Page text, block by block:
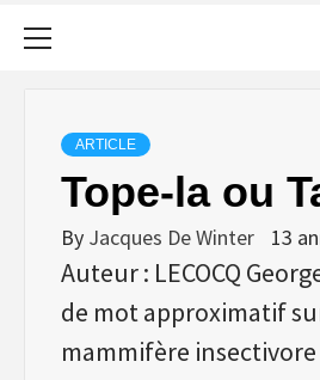
ARTICLE
Tope-la ou
By Jacques De Winter 13
Auteur : LECOCQ
de mot approximatif
mammifère